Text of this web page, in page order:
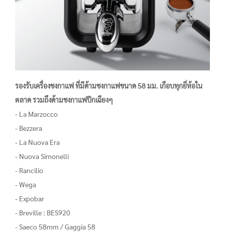
รองรับเครื่องชงกาแฟ ที่มีด้ามชงกาแฟขนาด 58 มม. เกือบทุกยี่ห้อใน
ตลาด รวมถึงด้ามชงกาแฟปีกเฉียงๆ
- La Marzocco
- Bezzera
- La Nuova Era
- Nuova Simonelli
- Rancilio
- Wega
- Expobar
- Breville : BES920
- Saeco 58mm / Gaggia 58